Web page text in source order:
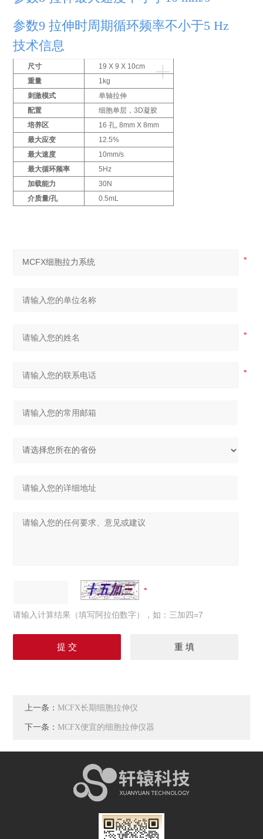
参数9 拉伸时周期循环频率不小于5 Hz
技术信息
+
尺寸
19 X 9 X 10cm
重量
1kg
刺激模式
单轴拉伸
配置
细胞单层，3D凝胶
培养区
16 孔, 8mm X 8mm
最大应变
12.5%
最大速度
10mm/s
最大循环频率
5Hz
加载能力
30N
介质量/孔
0.5mL
请输入计算结果（填写阿拉伯数字），如：三加四=7
上一条： MCFX长期细胞拉伸仪
下一条： MCFX便宜的细胞拉伸仪器